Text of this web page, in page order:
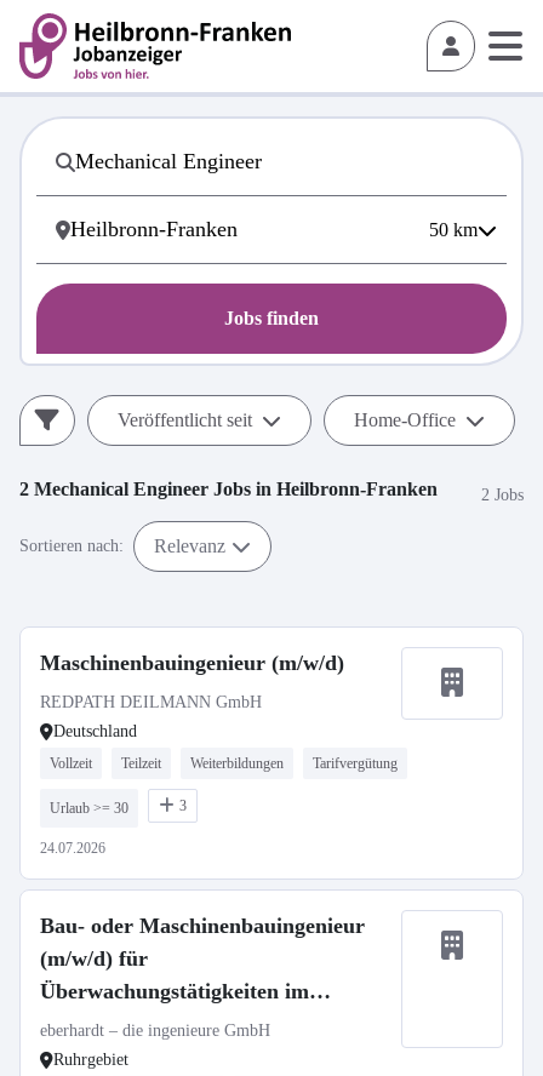
50 km
Jobs finden
Veröffentlicht seit Home-Office
2 Mechanical Engineer Jobs in Heilbronn-Franken 2 Jobs
Sortieren nach: Relevanz
Maschinenbauingenieur (m/w/d)
REDPATH DEILMANN GmbH
Deutschland
Vollzeit Teilzeit Weiterbildungen Tarifvergütung
Urlaub >= 30 3
24.07.2026
Bau- oder Maschinenbauingenieur
(m/w/d) für
Überwachungstätigkeiten im
Bauwesen (Ruhrgebiet)
eberhardt – die ingenieure GmbH
Ruhrgebiet